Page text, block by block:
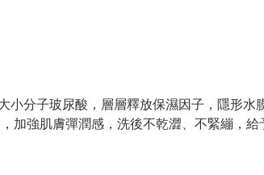
分子玻尿酸，層層釋放保濕因子，隱形水
加強肌膚彈潤感，洗後不乾澀、不緊繃，給